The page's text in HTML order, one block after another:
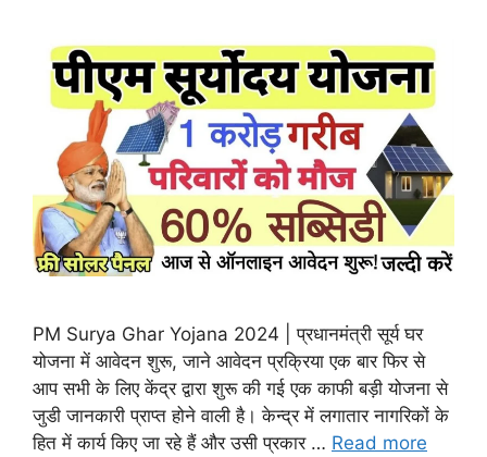
PM Surya Ghar Yojana 2024 | प्रधानमंत्री सूर्य घर
योजना में आवेदन शुरू, जाने आवेदन प्रक्रिया एक बार फिर से
आप सभी के लिए केंद्र द्वारा शुरू की गई एक काफी बड़ी योजना से
जुडी जानकारी प्राप्त होने वाली है। केन्द्र में लगातार नागरिकों के
हित में कार्य किए जा रहे हैं और उसी प्रकार … Read more